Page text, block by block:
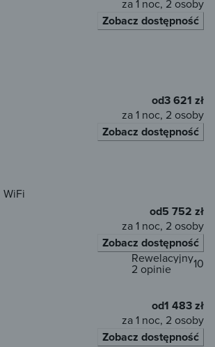
za 1 noc, 2 osoby
Zobacz dostępność
od3 621 zł
za 1 noc, 2 osoby
Zobacz dostępność
WiFi
od5 752 zł
za 1 noc, 2 osoby
Zobacz dostępność
10
Rewelacyjny
2 opinie
od1 483 zł
za 1 noc, 2 osoby
Zobacz dostępność